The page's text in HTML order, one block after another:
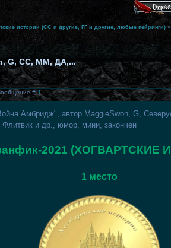
истории (СС и другие, ГГ и другие, любые пейринги) »
G, СС, ММ, ДА,...
#1
Амбридж", автор MaggieSwon, G,
и др., юмор, мини, закончен
2021 (ХОГВАРТСКИЕ
1 место